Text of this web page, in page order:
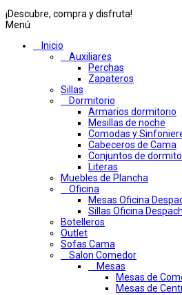
¡Descubre, compra y disfruta!
Menú
Inicio
Auxiliares
Perchas
Zapateros
Sillas
Dormitorio
Armarios dormitorio
Mesillas de noche
Comodas y
Cabeceros de Cama
Conjuntos de
Literas
Muebles de Plancha
Oficina
Mesas Oficina
Sillas Oficina
Botelleros
Outlet
Sofas Cama
Salon Comedor
Mesas
Mesas de
Mesas de